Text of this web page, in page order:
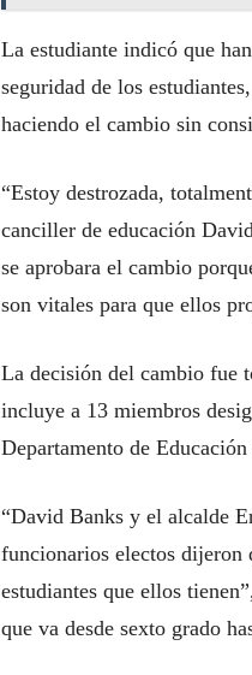
La estudiante indicó que
seguridad de los
haciendo el cambio sin
“Estoy destrozada,
canciller de educación
se aprobara el cambio
son vitales para que ellos
La decisión del cambio fue
incluye a 13 miembros
Departamento de
“David Banks y el alcalde
funcionarios electos dijeron
estudiantes que ellos
que va desde sexto grado